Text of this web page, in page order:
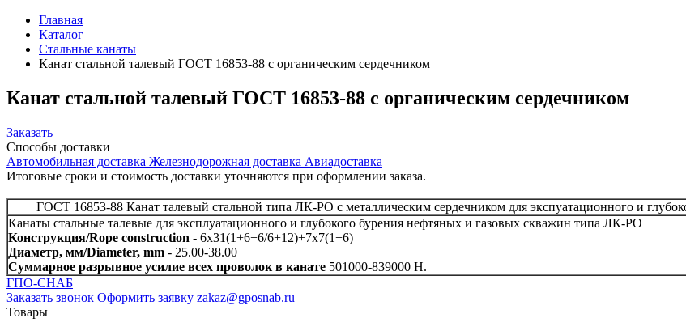
Главная
Каталог
Стальные канаты
Канат стальной талевый ГОСТ 16853-88 с органическим сердечником
Канат стальной талевый ГОСТ 16853-88 с органическим сердечником
Заказать
Способы доставки
Автомобильная доставка Железнодорожная доставка Авиадоставка
Итоговые сроки и стоимость доставки уточняются при оформлении заказа.
ГОСТ 16853-88 Канат талевый стальной типа ЛК-РО с металлическим сердечником для экспуатационного и
Канаты стальные талевые для эксплуатационного и глубокого бурения нефтяных и газовых скважин типа ЛК-РО
Конструкция/Rope construction - 6x31(1+6+6/6+12)+7x7(1+6)
Диаметр, мм/Diameter, mm - 25.00-38.00
Суммарное разрывное усилие всех проволок в канате 501000-839000 Н.
ГПО-СНАБ
Заказать звонок Оформить заявку zakaz@gposnab.ru
Товары